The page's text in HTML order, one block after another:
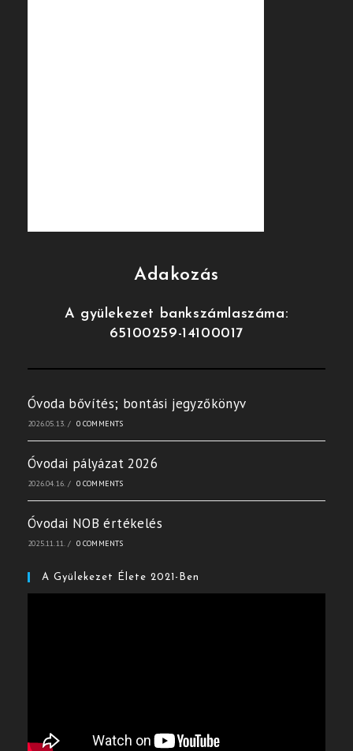
Adakozás
A gyülekezet bankszámlaszáma:
65100259-14100017
Óvoda bővítés; bontási jegyzőkönyv
2026.05.13. / 0 COMMENTS
Óvodai pályázat 2026
2026.04.16. / 0 COMMENTS
Óvodai NOB értékelés
2025.11.11. / 0 COMMENTS
A Gyülekezet Élete 2021-Ben